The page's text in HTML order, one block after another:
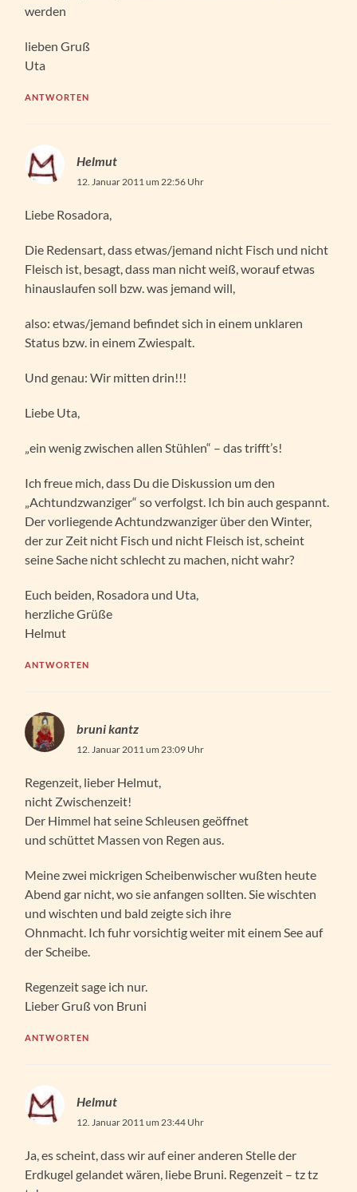
werden
lieben Gruß
Uta
ANTWORTEN
Helmut
12. Januar 2011 um 22:56 Uhr
Liebe Rosadora,
Die Redensart, dass etwas/jemand nicht Fisch und nicht
Fleisch ist, besagt, dass man nicht weiß, worauf etwas
hinauslaufen soll bzw. was jemand will,
also: etwas/jemand befindet sich in einem unklaren
Status bzw. in einem Zwiespalt.
Und genau: Wir mitten drin!!!
Liebe Uta,
„ein wenig zwischen allen Stühlen“ – das trifft’s!
Ich freue mich, dass Du die Diskussion um den
„Achtundzwanziger“ so verfolgst. Ich bin auch gespannt.
Der vorliegende Achtundzwanziger über den Winter,
der zur Zeit nicht Fisch und nicht Fleisch ist, scheint
seine Sache nicht schlecht zu machen, nicht wahr?
Euch beiden, Rosadora und Uta,
herzliche Grüße
Helmut
ANTWORTEN
bruni kantz
12. Januar 2011 um 23:09 Uhr
Regenzeit, lieber Helmut,
nicht Zwischenzeit!
Der Himmel hat seine Schleusen geöffnet
und schüttet Massen von Regen aus.
Meine zwei mickrigen Scheibenwischer wußten heute
Abend gar nicht, wo sie anfangen sollten. Sie wischten
und wischten und bald zeigte sich ihre
Ohnmacht. Ich fuhr vorsichtig weiter mit einem See auf
der Scheibe.
Regenzeit sage ich nur.
Lieber Gruß von Bruni
ANTWORTEN
Helmut
12. Januar 2011 um 23:44 Uhr
Ja, es scheint, dass wir auf einer anderen Stelle der
Erdkugel gelandet wären, liebe Bruni. Regenzeit – tz tz